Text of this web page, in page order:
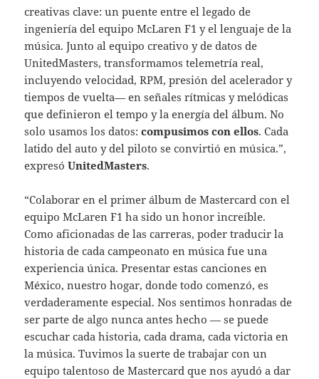
creativas clave: un puente entre el legado de
ingeniería del equipo McLaren F1 y el lenguaje de la
música. Junto al equipo creativo y de datos de
UnitedMasters, transformamos telemetría real,
incluyendo velocidad, RPM, presión del acelerador y
tiempos de vuelta— en señales rítmicas y melódicas
que definieron el tempo y la energía del álbum. No
solo usamos los datos:compusimos con ellos. Cada
latido del auto y del piloto se convirtió en música.”,
expresóUnitedMasters.
“Colaborar en el primer álbum de Mastercard con el
equipo McLaren F1 ha sido un honor increíble.
Como aficionadas de las carreras, poder traducir la
historia de cada campeonato en música fue una
experiencia única. Presentar estas canciones en
México, nuestro hogar, donde todo comenzó, es
verdaderamente especial. Nos sentimos honradas de
ser parte de algo nunca antes hecho — se puede
escuchar cada historia, cada drama, cada victoria en
la música. Tuvimos la suerte de trabajar con un
equipo talentoso de Mastercard que nos ayudó a dar